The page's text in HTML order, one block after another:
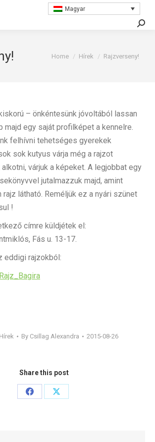
Magyar
You are here:
Home Hírek Rajzverseny!
– önkéntesünk jóvoltából lassan
majd egy saját profilképet a kennelre.
felhívni tehetséges gyerekek
sok kutyus várja még a rajzot
várjuk a képeket. A legjobbat egy
jutalmazzuk majd, amint
rajz látható. Reméljük ez a nyári szünet
!
címre küldjétek el:
Fás u. 13-17.
eddigi rajzokból:
Hírek By Csillag Alexandra 2015-08-26
Share this post
Share
Share